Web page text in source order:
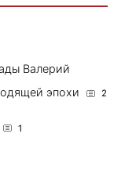
Валерий
эпохи
2
1